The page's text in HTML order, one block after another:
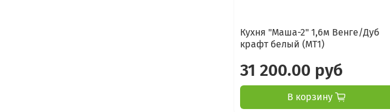
Кухня "Маша-2" 1,6м Венге/Дуб
крафт белый (МТ1)
31 200.00 руб
В корзину